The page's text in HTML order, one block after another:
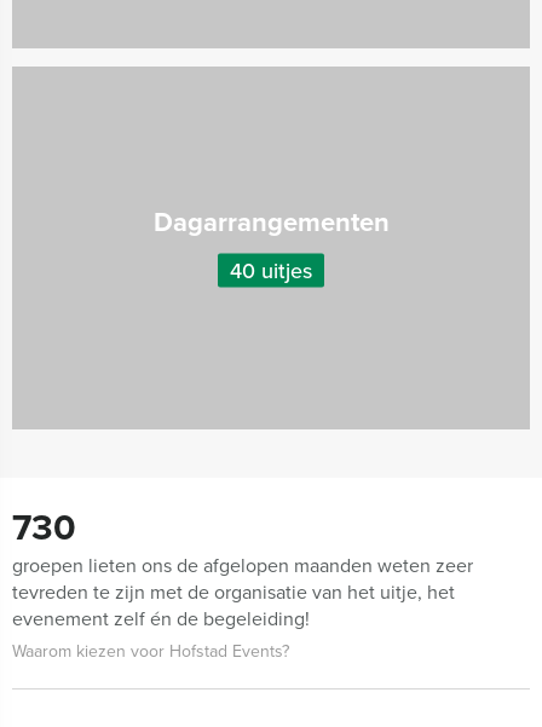
Dagarrangementen
40 uitjes
730
groepen lieten ons de afgelopen maanden weten zeer
tevreden te zijn met de organisatie van het uitje, het
evenement zelf én de begeleiding!
Waarom kiezen voor Hofstad Events?